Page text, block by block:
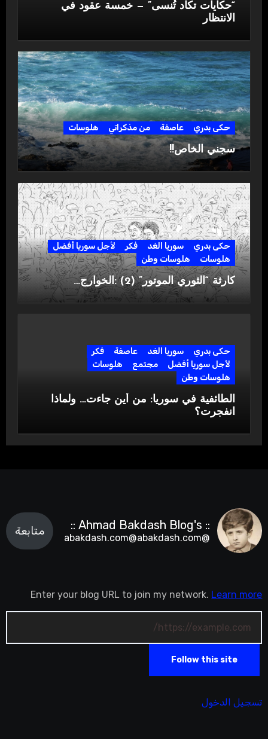
“حكايات تكاد تُنسى” — خمسة عقود في
الانتظار
حكى بدري عاصفة من مذكراتي هلوسات
سجني الخاص!!
حكى بدري سوريا الغد فكر
لأجل سوريا أفضل
هلوسات
هلوسات وطن
كارثة “الثوري الموتور” (2) :الخوارج…
حكى بدري سوريا الغد عاصفة
فكر
لأجل سوريا أفضل
مجتمع
هلوسات
هلوسات وطن
الطائفية في سوريا: من أين جاءت… ولماذا
انفجرت؟
:: Ahmad Bakdash Blog's ::
@abakdash.com@abakdash.com
متابعة
Enter your blog URL to join my network. Learn more
Follow this site
تسجيل الدخول